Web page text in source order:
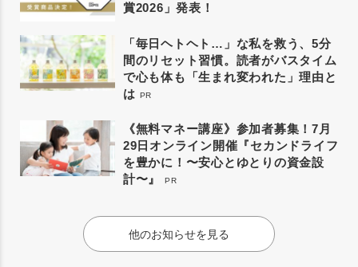
賞2026」発表！
「毎日ヘトヘト…」な私を救う、5分
間のリセット習慣。読者がバスタイム
で心も体も「生まれ変われた」理由と
は
PR
《無料マネー講座》参加者募集！7月
29日オンライン開催『セカンドライフ
を豊かに！〜安心とゆとりの資金設
計〜』
PR
他のお知らせを見る